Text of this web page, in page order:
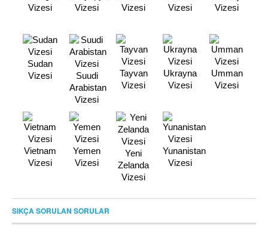
Vizesi
Vizesi
Vizesi
Vizesi
Vizesi
Sudan
Vizesi
Suudi
Arabistan
Vizesi
Tayvan
Vizesi
Ukrayna
Vizesi
Umman
Vizesi
Vietnam
Vizesi
Yemen
Vizesi
Yeni
Zelanda
Vizesi
Yunanistan
Vizesi
SIKÇA SORULAN SORULAR